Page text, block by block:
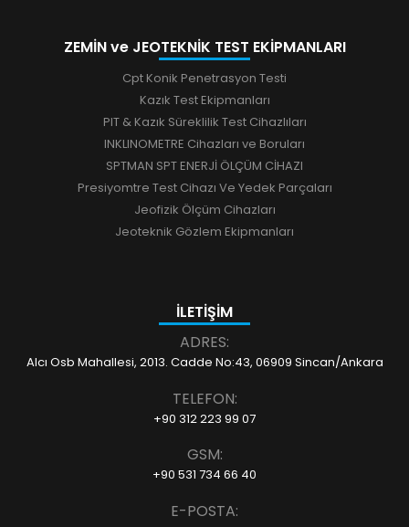
ZEMİN ve JEOTEKNİK TEST EKİPMANLARI
Cpt Konik Penetrasyon Testi
Kazık Test Ekipmanları
PIT & Kazık Süreklilik Test Cihazlıları
INKLINOMETRE Cihazları ve Boruları
SPTMAN SPT ENERJİ ÖLÇÜM CİHAZI
Presiyomtre Test Cihazı Ve Yedek Parçaları
Jeofizik Ölçüm Cihazları
Jeoteknik Gözlem Ekipmanları
İLETİŞİM
ADRES:
Alcı Osb Mahallesi, 2013. Cadde No:43, 06909 Sincan/Ankara
TELEFON:
+90 312 223 99 07
GSM:
+90 531 734 66 40
E-POSTA: